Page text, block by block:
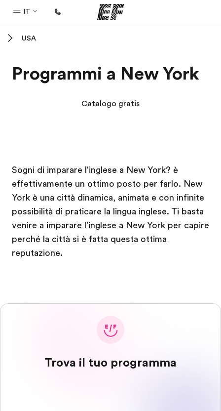
IT
Programmi
La nostra organizzazione
Carriera
Lavora con noi
USA
Programmi a New York
Catalogo gratis
Sogni di imparare l'inglese a New York? è
effettivamente un ottimo posto per farlo. New
York è una città dinamica, animata e con infinite
possibilità di praticare la lingua inglese. Ti basta
venire a imparare l'inglese a New York per capire
perché la città si è fatta questa ottima
reputazione.
Trova il tuo programma